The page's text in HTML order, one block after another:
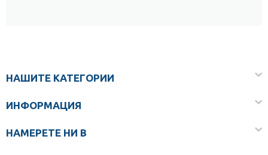
НАШИТЕ КАТЕГОРИИ
ИНФОРМАЦИЯ
НАМЕРЕТЕ НИ В